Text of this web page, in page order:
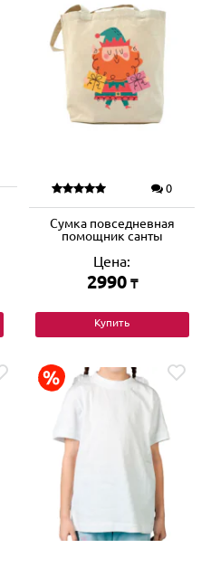
0
Сумка повседневная
помощник санты
Цена:
2990 ₸
Купить